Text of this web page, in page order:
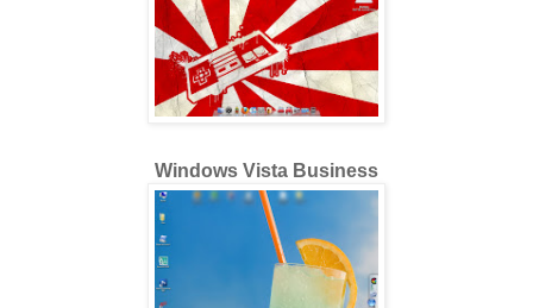
Windows Vista Business